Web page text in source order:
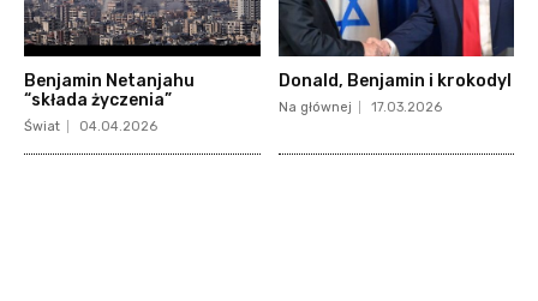
Benjamin Netanjahu
“składa życzenia”
Świat 04.04.2026
Donald, Benjamin i krokodyl
Na głównej 17.03.2026